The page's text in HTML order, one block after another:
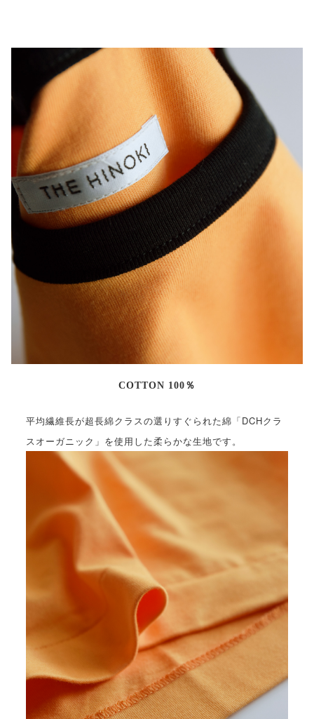
COTTON 100％
平均繊維長が超長綿クラスの選りすぐられた綿「DCHクラ
スオーガニック」を使用した柔らかな生地です。